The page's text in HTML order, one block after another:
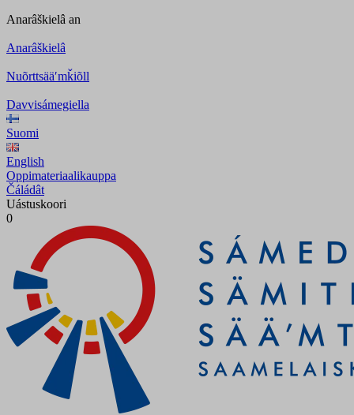
Anarâškielâ an
Anarâškielâ
Nuõrttsääʹmǩiõll
Davvisámegiella
Suomi
English
Oppimateriaalikauppa
Čáládât
Uástuskoori
0